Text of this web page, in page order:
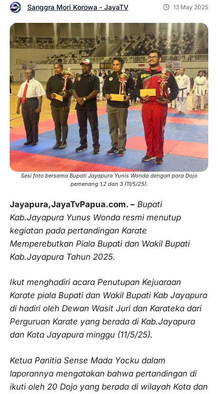
Sanggra Mori Korowa - JayaTV 13 May 2025
Sesi foto bersama Bupati Jayapura Yunis Wonda dengan para Dojo
pemenang 1,2 dan 3 (11/5/25).
Jayapura,JayaTvPapua.com. – Bupati
Kab.Jayapura Yunus Wonda resmi menutup
kegiatan pada pertandingan Karate
Memperebutkan Piala Bupati dan Wakil Bupati
Kab.Jayapura Tahun 2025.
Ikut menghadiri acara Penutupan Kejuaraan
Karate piala Bupati dan Wakil Bupati Kab Jayapura
di hadiri oleh Dewan Wasit Juri dan Karateka dari
Perguruan Karate yang berada di Kab.Jayapura
dan Kota Jayapura minggu (11/5/25).
Ketua Panitia Sense Mada Yocku dalam
laporannya mengatakan bahwa pertandingan di
ikuti oleh 20 Dojo yang berada di wilayah Kota dan